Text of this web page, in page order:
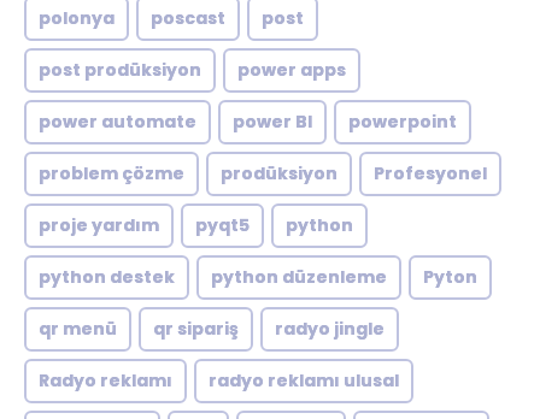
polonya poscast post
post prodüksiyon power apps
power automate power BI powerpoint
problem çözme prodüksiyon Profesyonel
proje yardım pyqt5 python
python destek python düzenleme Pyton
qr menü qr sipariş radyo jingle
Radyo reklamı radyo reklamı ulusal